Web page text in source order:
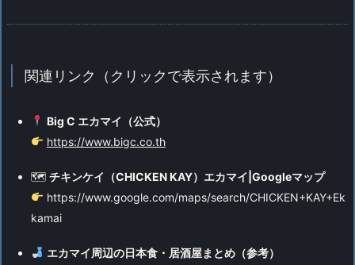
関連リンク（クリックで表示されます）
Big C エカマイ（公式）
https://www.bigc.co.th
🗺 チキンケイ（CHICKEN KAY）エカマイ|Googleマップ
https://www.google.com/maps/search/CHICKEN+KAY+Ek
kamai
エカマイ周辺の日本食・居酒屋まとめ（参考）